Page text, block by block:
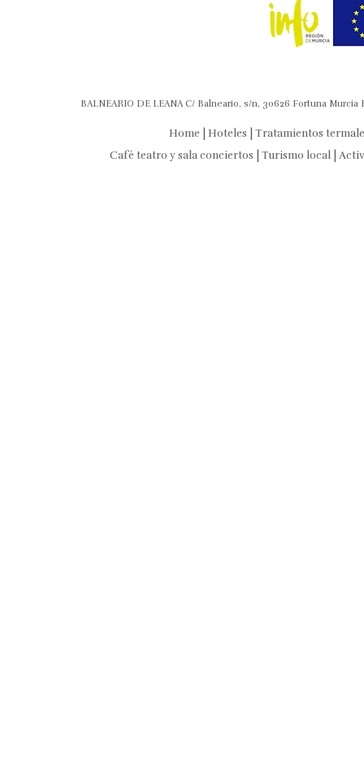
BALNEARIO DE LEANA C/ Balneario, s/n, 30626 Fortuna
Home Hoteles
Tratamientos
Café teatro y sala conciertos
Turismo local|